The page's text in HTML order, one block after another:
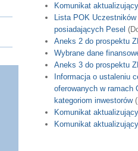
Komunikat
Lista POK
posiadających Pesel
Aneks 2 do prospektu
Wybrane dane
Aneks 3 do prospektu
Informacja o ustaleniu
oferowanych w ramach
kategoriom inwestorów
Komunikat
Komunikat